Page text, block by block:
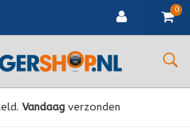
0
Vandaag verzonden